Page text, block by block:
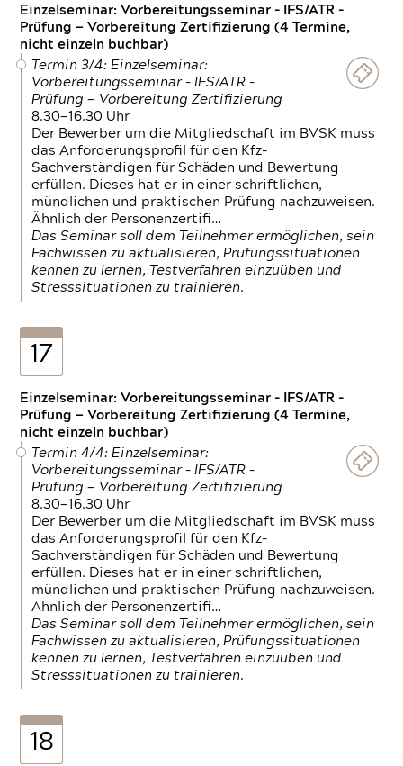
Einzelseminar: Vorbereitungsseminar - IFS/ATR -
Prüfung — Vorbereitung Zertifizierung (4 Termine,
nicht einzeln buchbar)
Termin 3/4: Einzelseminar:
Vorbereitungsseminar - IFS/ATR -
Prüfung — Vorbereitung Zertifizierung
8.30—16.30 Uhr
Der Bewerber um die Mitgliedschaft im BVSK muss
das Anforderungsprofil für den Kfz-
Sachverständigen für Schäden und Bewertung
erfüllen. Dieses hat er in einer schriftlichen,
mündlichen und praktischen Prüfung nachzuweisen.
Ähnlich der Personenzertifi…
Das Seminar soll dem Teilnehmer ermöglichen, sein
Fachwissen zu aktualisieren, Prüfungssituationen
kennen zu lernen, Testverfahren einzuüben und
Stresssituationen zu trainieren.
17
Einzelseminar: Vorbereitungsseminar - IFS/ATR -
Prüfung — Vorbereitung Zertifizierung (4 Termine,
nicht einzeln buchbar)
Termin 4/4: Einzelseminar:
Vorbereitungsseminar - IFS/ATR -
Prüfung — Vorbereitung Zertifizierung
8.30—16.30 Uhr
Der Bewerber um die Mitgliedschaft im BVSK muss
das Anforderungsprofil für den Kfz-
Sachverständigen für Schäden und Bewertung
erfüllen. Dieses hat er in einer schriftlichen,
mündlichen und praktischen Prüfung nachzuweisen.
Ähnlich der Personenzertifi…
Das Seminar soll dem Teilnehmer ermöglichen, sein
Fachwissen zu aktualisieren, Prüfungssituationen
kennen zu lernen, Testverfahren einzuüben und
Stresssituationen zu trainieren.
18